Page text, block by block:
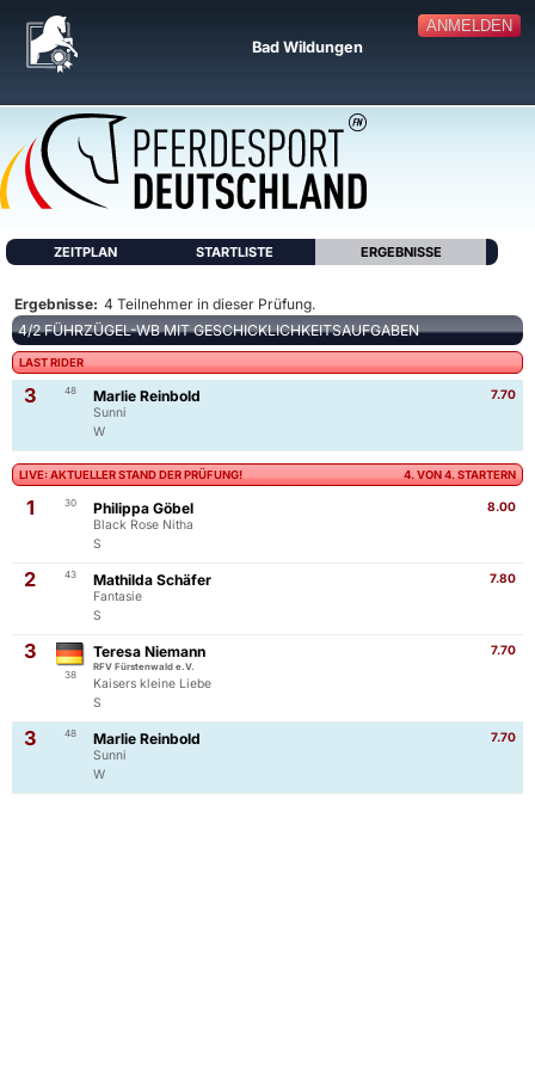
ANMELDEN
Bad Wildungen
ZEITPLAN STARTLISTE ERGEBNISSE
Ergebnisse: 4 Teilnehmer in dieser Prüfung.
4/2 FÜHRZÜGEL-WB MIT GESCHICKLICHKEITSAUFGABEN
LAST RIDER
3 48 7.70
Marlie Reinbold
Sunni
W
4. VON 4. STARTERN
LIVE: AKTUELLER STAND DER PRÜFUNG!
1 30 8.00
Philippa Göbel
Black Rose Nitha
S
2 43 7.80
Mathilda Schäfer
Fantasie
S
3
38
7.70
Teresa Niemann
RFV Fürstenwald e.V.
Kaisers kleine Liebe
S
3 48 7.70
Marlie Reinbold
Sunni
W